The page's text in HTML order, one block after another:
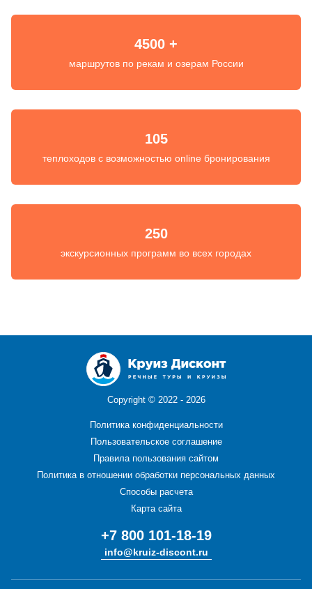
4500 +
маршрутов по рекам и озерам России
105
теплоходов с возможностью online бронирования
250
экскурсионных программ во всех городах
Copyright © 2022 - 2026
Политика конфиденциальности
Пользовательское соглашение
Правила пользования сайтом
Политика в отношении обработки персональных данных
Способы расчета
Карта сайта
+7 800 101-18-19
info@kruiz-discont.ru